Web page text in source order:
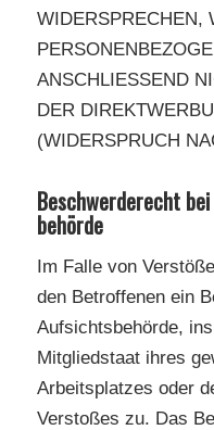
WIDERSPRECHEN,
ANSCHLIESSEND
DER
(WIDERSPRUCH
Beschwerde­recht
behörde
Im Falle von
den Betroffenen ein
Aufsichtsbehörde,
Mitgliedstaat ihres
Arbeitsplatzes oder
Verstoßes zu. Das